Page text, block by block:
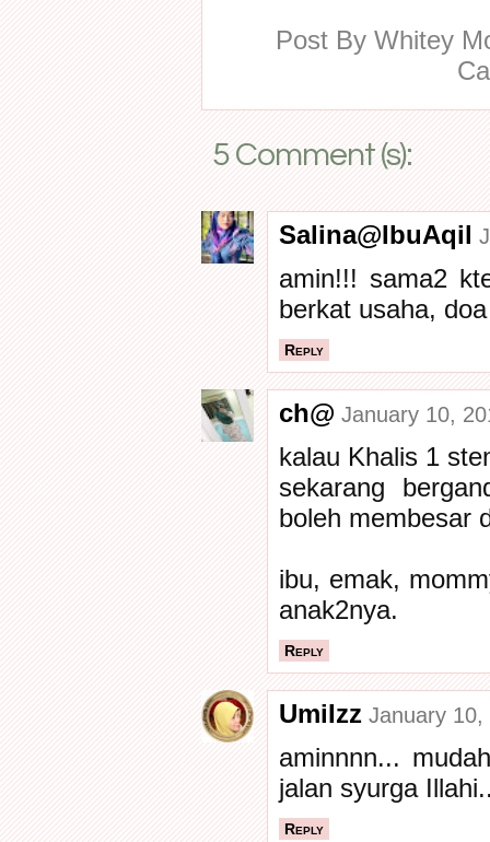
Post By Whitey
5 Comment (s):
Salina@IbuAqil
amin!!! sama2
berkat usaha,
Reply
ch@ January 10,
kalau Khalis 1
sekarang
boleh membesar
ibu, emak,
anak2nya.
Reply
UmiIzz January 10,
aminnnn...
jalan syurga
Reply